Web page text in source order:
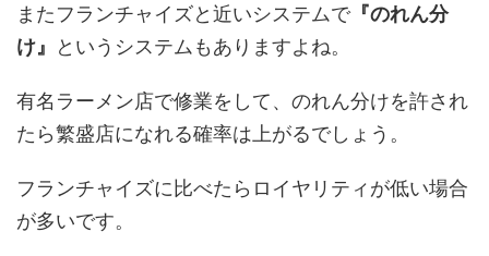
またフランチャイズと近いシステムで『のれん分
け』
というシステムもありますよね。
有名ラーメン店で修業をして、のれん分けを許され
たら繁盛店になれる確率は上がるでしょう。
フランチャイズに比べたらロイヤリティが低い場合
が多いです。